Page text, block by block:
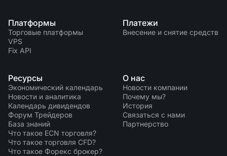
Платформы
Торговые платформы
VPS
Fix API
Платежи
Внесение и снятие средств
Ресурсы
Экономический календарь
Новости и аналитика
Календарь дивидендов
Форум Трейдеров
База знаний
Что такое ECN торговля?
Что такое торговля CFD?
Что такое Форекс брокер?
О нас
Новости компании
Почему мы?
История
Связаться с нами
Партнерство